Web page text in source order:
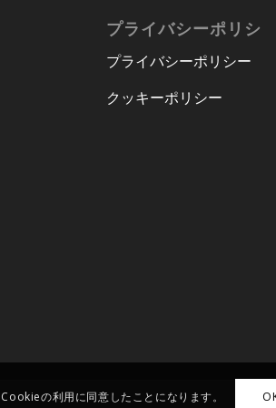
プライバシーポリシ
プライバシーポリシー
クッキーポリシー
の利用に同意したことになります。